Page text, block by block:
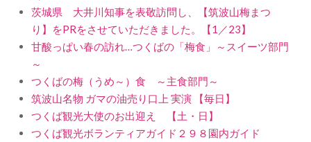
茨城県 大井川知事を表敬訪問し、【筑波山梅まつ
り】をPRをさせていただきました。【1／23】
甘酸っぱい春の訪れ…つくばの「梅食」～スイーツ部門
～
つくばの梅（うめ～）食 ～主食部門～
筑波山名物 ガマの油売り口上 実演 【毎日】
つくば観光大使のお出迎え 【土・日】
つくば観光ボランティアガイド２９８園内ガイド